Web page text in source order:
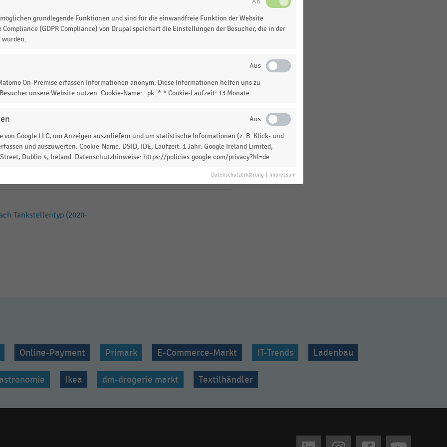
in Deutschland nach Anzahl
Ladeneinrichtung und -
nach Branchen
(2012-2024)
Tankstellentyp (2020-
Online-Payment Primark E-Commerce-Markt IT-Trends Ladenbau
Ikea dm-drogerie markt Textilhändler
grundlegende Funktionen und sind für die einwandfreie Funktion der Website
(GDPR Compliance) von Drupal speichert die Einstellungen der Besucher, die in der
wurden.
On-Premise erfassen Informationen anonym. Diese Informationen helfen uns zu
unsere Website nutzen. Cookie-Name: _pk_*.* Cookie-Laufzeit: 13 Monate
von Google LLC, um Anzeigen auszuliefern und um statistische Informationen (z. B. Klick- und
und auszuwerten. Cookie-Name: DSID, IDE, Laufzeit: 1 Jahr. Google Ireland Limited,
Street, Dublin 4, Ireland. Datenschutzhinweise: https://policies.google.com/privacy?hl=de
Datenschutzerklärung Impressum